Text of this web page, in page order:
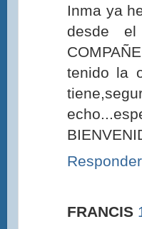
Inma ya
desde el
tenido la
Responder
FRANCIS